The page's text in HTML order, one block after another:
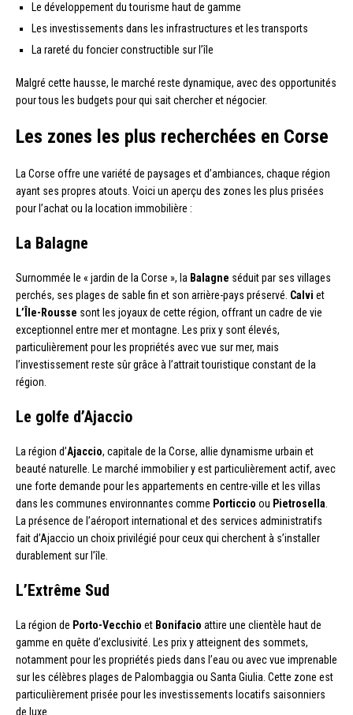
Le développement du tourisme haut de gamme
Les investissements dans les infrastructures et les transports
La rareté du foncier constructible sur l’île
Malgré cette hausse, le marché reste dynamique, avec des opportunités
pour tous les budgets pour qui sait chercher et négocier.
Les zones les plus recherchées en Corse
La Corse offre une variété de paysages et d’ambiances, chaque région
ayant ses propres atouts. Voici un aperçu des zones les plus prisées
pour l’achat ou la location immobilière :
La Balagne
Surnommée le « jardin de la Corse », la Balagne séduit par ses villages
perchés, ses plages de sable fin et son arrière-pays préservé. Calvi et
L’Île-Rousse sont les joyaux de cette région, offrant un cadre de vie
exceptionnel entre mer et montagne. Les prix y sont élevés,
particulièrement pour les propriétés avec vue sur mer, mais
l’investissement reste sûr grâce à l’attrait touristique constant de la
région.
Le golfe d’Ajaccio
La région d’Ajaccio, capitale de la Corse, allie dynamisme urbain et
beauté naturelle. Le marché immobilier y est particulièrement actif, avec
une forte demande pour les appartements en centre-ville et les villas
dans les communes environnantes comme Porticcio ou Pietrosella
La présence de l’aéroport international et des services administratifs
fait d’Ajaccio un choix privilégié pour ceux qui cherchent à s’installer
durablement sur l’île.
L’Extrême Sud
La région de Porto-Vecchio et Bonifacio attire une clientèle haut de
gamme en quête d’exclusivité. Les prix y atteignent des sommets,
notamment pour les propriétés pieds dans l’eau ou avec vue imprenable
sur les célèbres plages de Palombaggia ou Santa Giulia. Cette zone est
particulièrement prisée pour les investissements locatifs saisonniers
de luxe.